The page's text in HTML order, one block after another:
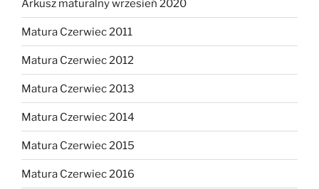
Arkusz maturalny wrzesień 2020
Matura Czerwiec 2011
Matura Czerwiec 2012
Matura Czerwiec 2013
Matura Czerwiec 2014
Matura Czerwiec 2015
Matura Czerwiec 2016